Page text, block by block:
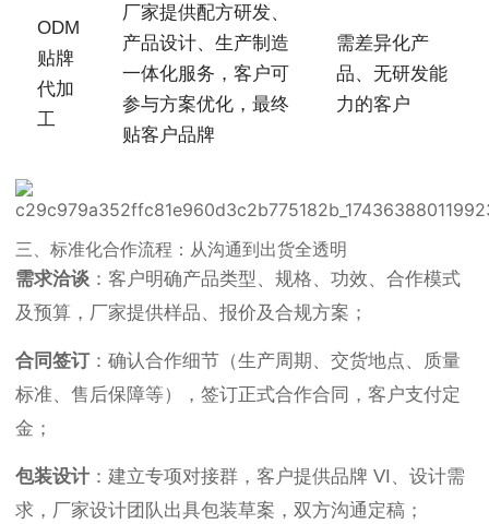
ODM
贴牌
代加
工
厂家提供配方研发、
产品设计、生产制造
一体化服务，客户可
参与方案优化，最终
贴客户品牌
需差异化产
品、无研发能
力的客户
三、标准化合作流程：从沟通到出货全透明
需求洽谈 ：客户明确产品类型、规格、功效、合作模式
及预算，厂家提供样品、报价及合规方案；
合同签订：确认合作细节（生产周期、交货地点、质量
标准、售后保障等），签订正式合作合同，客户支付定
金；
包装设计 ：建立专项对接群，客户提供品牌 VI、设计需
求，厂家设计团队出具包装草案，双方沟通定稿；